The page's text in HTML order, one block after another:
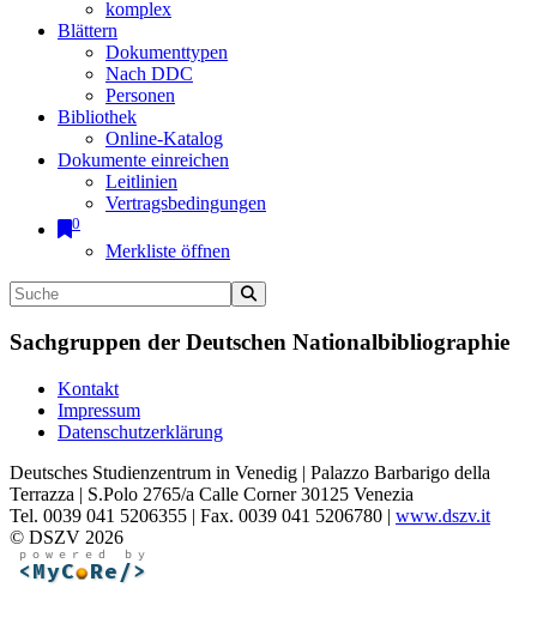
komplex
Blättern
Dokumenttypen
Nach DDC
Personen
Bibliothek
Online-Katalog
Dokumente einreichen
Leitlinien
Vertragsbedingungen
0
Merkliste öffnen
Sachgruppen der Deutschen Nationalbibliographie
Kontakt
Impressum
Datenschutzerklärung
Deutsches Studienzentrum in Venedig | Palazzo Barbarigo della
Terrazza | S.Polo 2765/a Calle Corner 30125 Venezia
Tel. 0039 041 5206355 | Fax. 0039 041 5206780 | www.dszv.it
© DSZV 2026